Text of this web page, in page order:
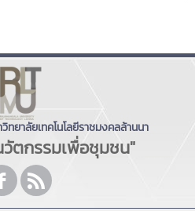
ยาลัยเทคโนโลยีราชมงคลล้านนา
ตกรรมเพื่อชุมชน"